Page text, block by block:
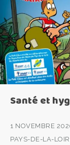
Santé et
1 NOVEMBRE
PAYS-DE-LA-